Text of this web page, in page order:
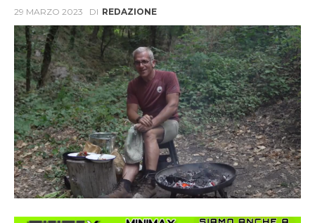
29 MARZO 2023 DI REDAZIONE